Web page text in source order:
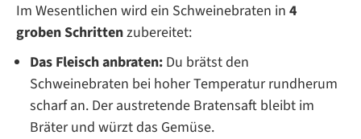
Im Wesentlichen wird ein Schweinebraten in 4
groben Schrittenzubereitet:
Das Fleisch anbraten: Du brätst den
Schweinebraten bei hoher Temperatur rundherum
scharf an. Der austretende Bratensaft bleibt im
Bräter und würzt das Gemüse.